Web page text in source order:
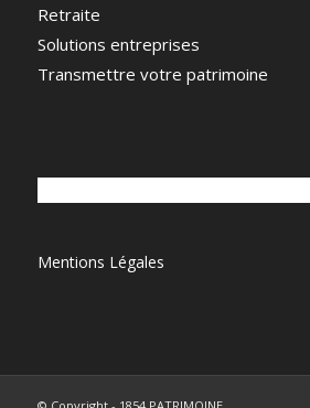
Retraite
Solutions entreprises
Transmettre votre patrimoine
Mentions Légales